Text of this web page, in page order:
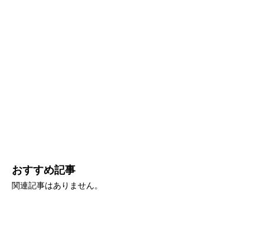
おすすめ記事
関連記事はありません。